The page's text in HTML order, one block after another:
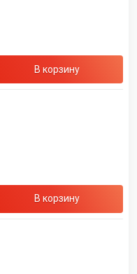
В корзину
В корзину